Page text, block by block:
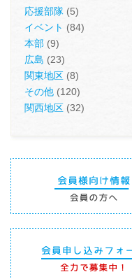
応援部隊 (5)
イベント (84)
本部 (9)
広島 (23)
関東地区 (8)
その他 (120)
関西地区 (32)